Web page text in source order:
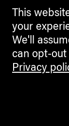
Massimo
Clarity – la
retrospettiva
e la vita di
progettisti di
This
your
We'll
can opt-out
Privacy